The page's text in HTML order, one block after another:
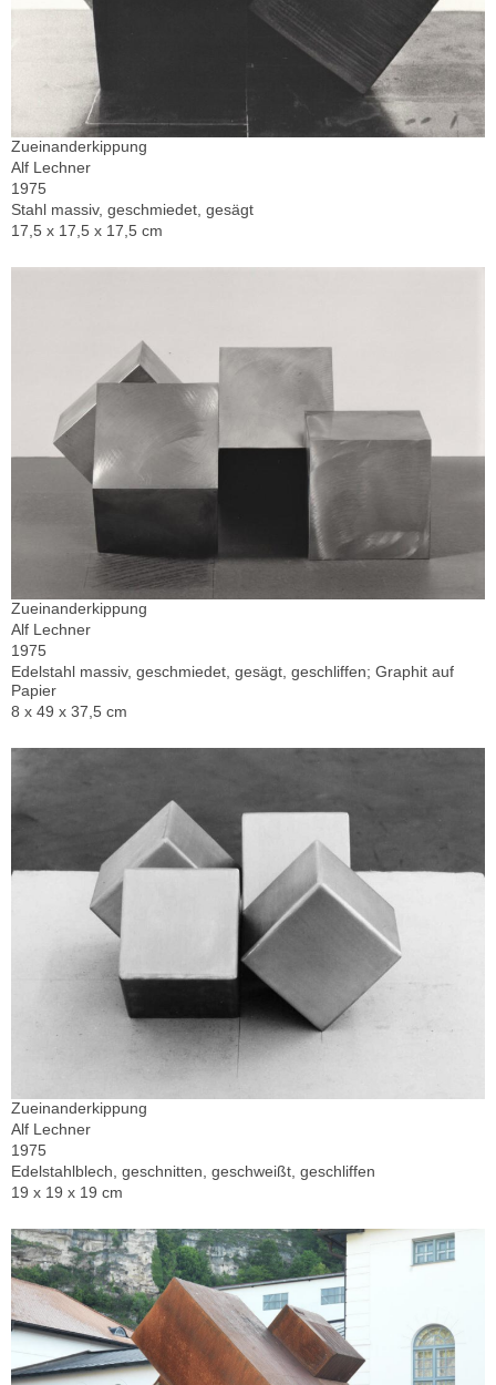
Zueinanderkippung
Alf Lechner
1975
Stahl massiv, geschmiedet, gesägt
17,5 x 17,5 x 17,5 cm
Zueinanderkippung
Alf Lechner
1975
Edelstahl massiv, geschmiedet, gesägt, geschliffen; Graphit auf
Papier
8 x 49 x 37,5 cm
Zueinanderkippung
Alf Lechner
1975
Edelstahlblech, geschnitten, geschweißt, geschliffen
19 x 19 x 19 cm